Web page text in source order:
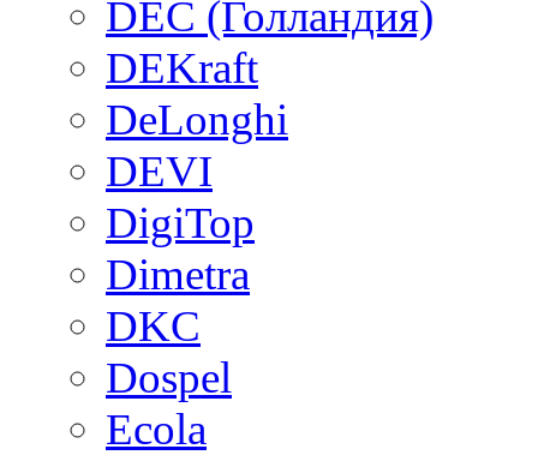
DEC (Голландия)
DEKraft
DeLonghi
DEVI
DigiTop
Dimetra
DKC
Dospel
Ecola